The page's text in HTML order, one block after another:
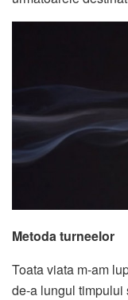
Metoda turneelor
Toata viata m-am
de-a lungul timpului